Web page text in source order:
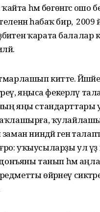
ҡайта һәм бөгөнгәсә
һабаҡ бирә, ә
ҡарата балалар
китте.
яңыса фекерләү
яңы
ниндәй генә
уҡыусыларҙы ул
танып һәм
өйрәнеү